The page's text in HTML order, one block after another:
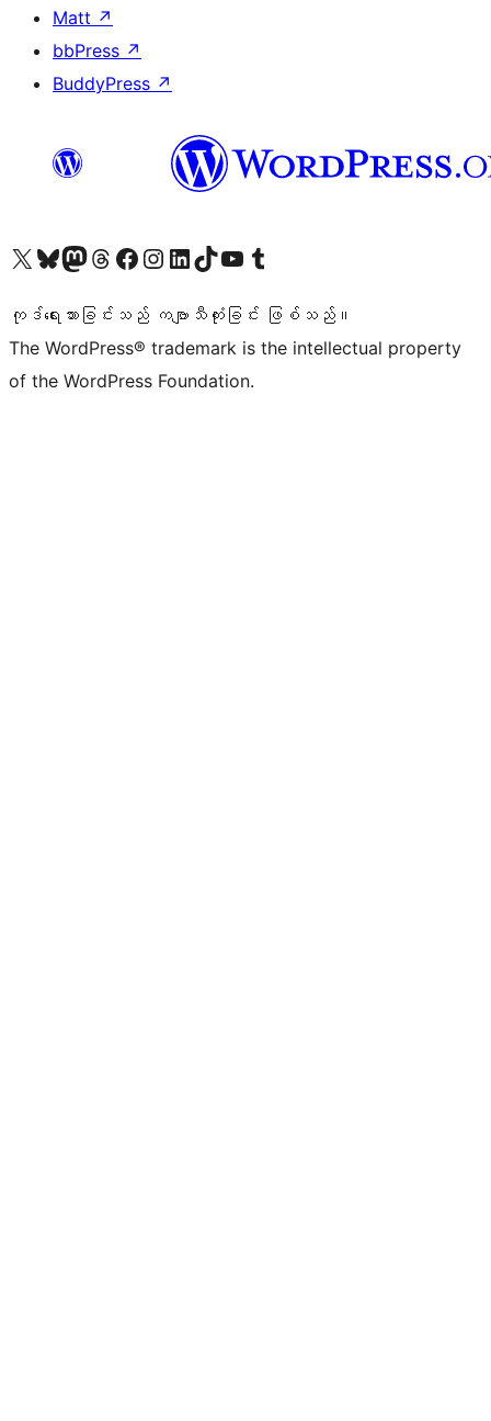
Matt ↗
bbPress ↗
BuddyPress ↗
ကျွန်ုပ်တို့၏ X (ယခင် Twitter) အကောင့်သို့ သွားရောက်ကြည့်ရှုပါကျွန်ုပ်တို့၏ Bluesky အကောင့်သို့ ဝင်ရောက်ကြည့်ရှုရန်
ကျွန်ုပ်တို့၏ Mastodon အကောင့်သို့ သွားရောက်ကြည့်ရှုပါကျွန်ုပ်တို့၏ Threads အကောင့်သို့ ဝင်ရောက်ကြည့်ရှုရန်
ကျွန်ုပ်တို့၏ Facebook စာမျက်နှာသို့ သွားရောက်ကြည့်ရှုပါကျွန်ုပ်တို့၏ Instagram အကောင့်သို့ သွားရောက်ကြည့်ရှုပါ ကျွန်ုပ်တို့၏ LinkedIn အကောင့်သို့ သွားရောက်ကြည့်ရှုပါကျွန်ုပ်တို့၏ TikTok အကောင့်သို့ ဝင်ရောက်ကြည့်ရှုရန်
ကျွန်ုပ်တို့၏ YouTube ချန်နယ်သို့ သွားရောက်ကြည့်ရှုပါ ကျွန်ုပ်တို့၏ Tumblr အကောင့်သို့ ဝင်ရောက်ကြည့်ရှုရန်
ကုဒ်ရေးသားခြင်းသည် ကဗျာသီကုံးခြင်း ဖြစ်သည်။
The WordPress® trademark is the intellectual property
of the WordPress Foundation.